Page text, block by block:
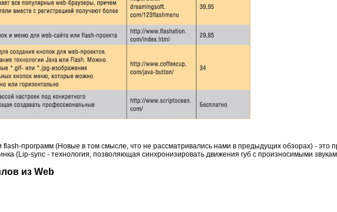
flash-программ (Новые в том смысле, что не рассматривались нами в предыдущих обзорах) -
(Lip-sync - технология, позволяющая синхронизировать движения губ с произносимыми
из Web